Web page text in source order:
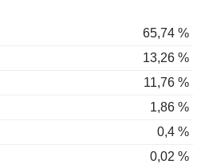
65,74 %
13,26 %
11,76 %
1,86 %
0,4 %
0,02 %